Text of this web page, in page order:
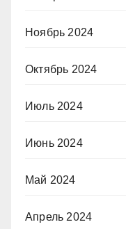
Ноябрь 2024
Октябрь 2024
Июль 2024
Июнь 2024
Май 2024
Апрель 2024